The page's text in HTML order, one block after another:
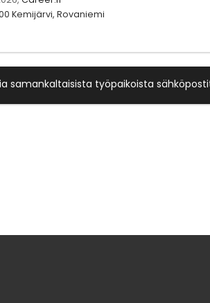
Kemijärvi, Rovaniemi
samankaltaisista työpaikoista